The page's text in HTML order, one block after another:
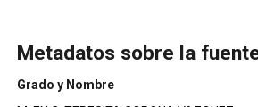
Metadatos sobre la
Grado y Nombre